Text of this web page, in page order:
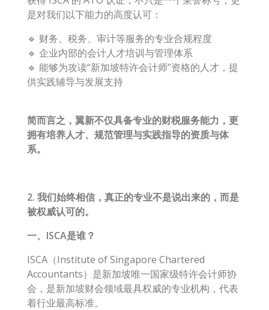
是对我们以下能力的高度认可：
🔹 财务、税务、审计等服务的专业合规程度
🔹 企业内部的会计人才培训与管理体系
🔹 能够为攻读“新加坡特许会计师”资格的人才，提
供实践辅导与发展支持
简而言之，翼新不仅具备专业的财税服务能力，更
拥有培养人才、规范管理与实践指导的资质与体
系。
2. 我们始终相信，真正的专业不是说出来的，而是
被权威认可的。
一、ISCA是谁？
ISCA（Institute of Singapore Chartered
Accountants）是新加坡唯一国家级特许会计师协
会，是新加坡财会领域最具权威的专业机构，代表
着行业最高标准。